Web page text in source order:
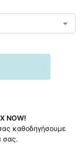
NOW!
καθοδηγήσουμε
σας.